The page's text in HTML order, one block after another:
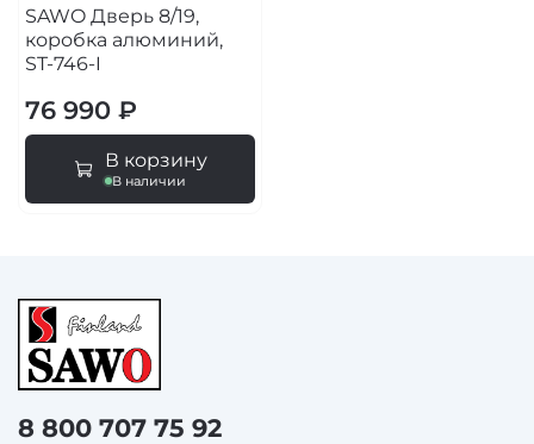
SAWO Дверь 8/19,
коробка алюминий,
ST-746-I
76 990 ₽
В корзину
В наличии
8 800 707 75 92